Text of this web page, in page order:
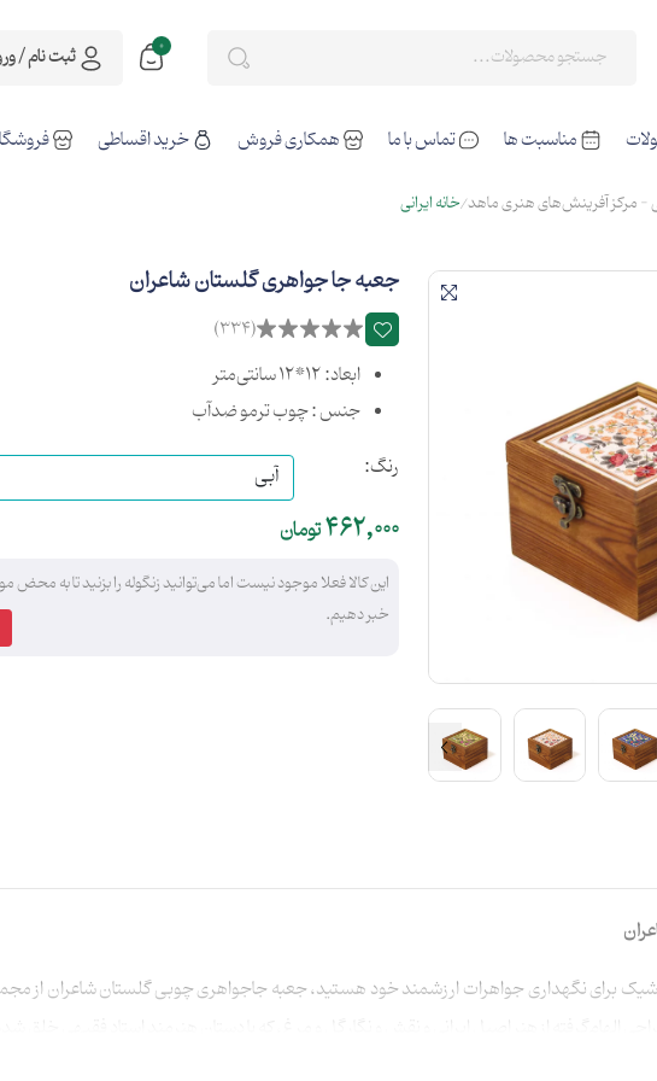
0 ثبت نام /
مناسبت ها تماس با ما همکاری فروش خرید اقساطی
- مرکز آفرینش‌های هنری ماهد خانه ایرانی
جعبه جا جواهری گلستان شاعران
(334)
ابعاد: 12*12 سانتی‌متر
جنس : چوب ترمو ضدآب
رنگ:
462,000تومان
این کالا فعلا موجود نیست اما می‌توانید زنگوله را بزنید تا به
خبر دهیم.
برای نگهداری جواهرات ارزشمند خود هستید، جعبه جاجواهری چوبی گلستان شاعران از